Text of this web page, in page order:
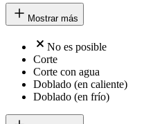
Mostrar más
No es posible
Corte
Corte con agua
Doblado (en caliente)
Doblado (en frío)